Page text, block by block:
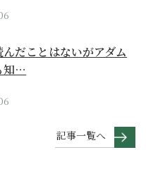
だことはないがアダム
知…
記事一覧へ